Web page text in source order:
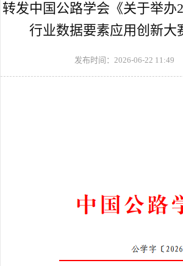
转发中国公路学会《关于举办
行业数据要素应用创新大
发布时间：2026-06-22 11:49